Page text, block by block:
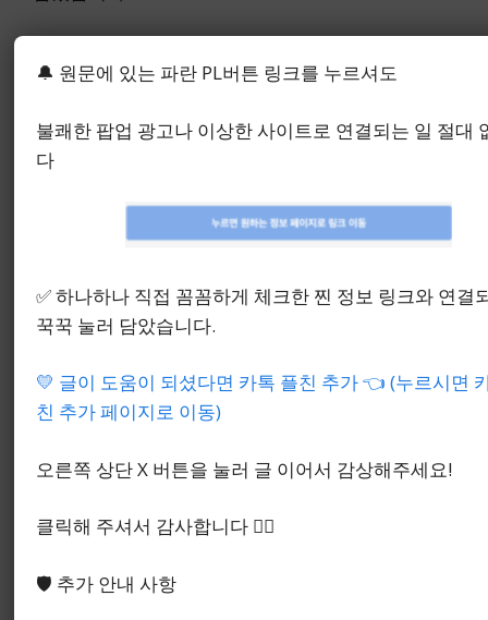
라는 인상이 있었고, 그 판단은 코스 소개보다 홈페
좌우됐습니다.
있어, 한 번 더 체크해 보는 흐름이 자연스러웠습니
8. 다낭 바나힐 CC 홈페이지
볼 메뉴는 무엇인가요?
🔔 원문에 있는 파란 PL버튼 링크를 누르셔도
불쾌한 팝업 광고나 이상한 사이트로 연결되는 일 절대
다
✅ 하나하나 직접 꼼꼼하게 체크한 찐 정보 링크와 연결
꾹꾹 눌러 담았습니다.
💛 글이 도움이 되셨다면 카톡 플친 추가 👈 (누르시면
친 추가 페이지로 이동)
오른쪽 상단 X 버튼을 눌러 글 이어서 감상해주세요!
클릭해 주셔서 감사합니다 🙇‍♂️
🛡️ 추가 안내 사항